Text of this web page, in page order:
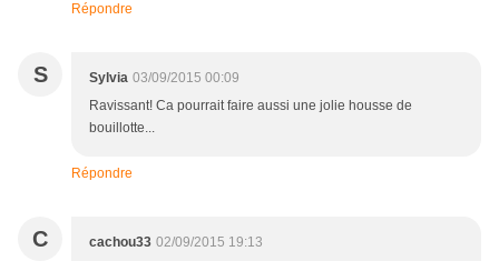
Répondre
S Sylvia 03/09/2015 00:09
Ravissant! Ca pourrait faire aussi une jolie housse de
bouillotte...
Répondre
C cachou33 02/09/2015 19:13